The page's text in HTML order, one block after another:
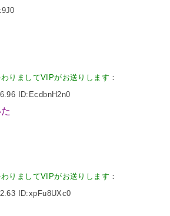
りましてVIPがお送りします ：
ID:EcdbnH2n0
りましてVIPがお送りします ：
ID:xpFu8UXc0